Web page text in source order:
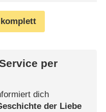
per
dich
der Liebe